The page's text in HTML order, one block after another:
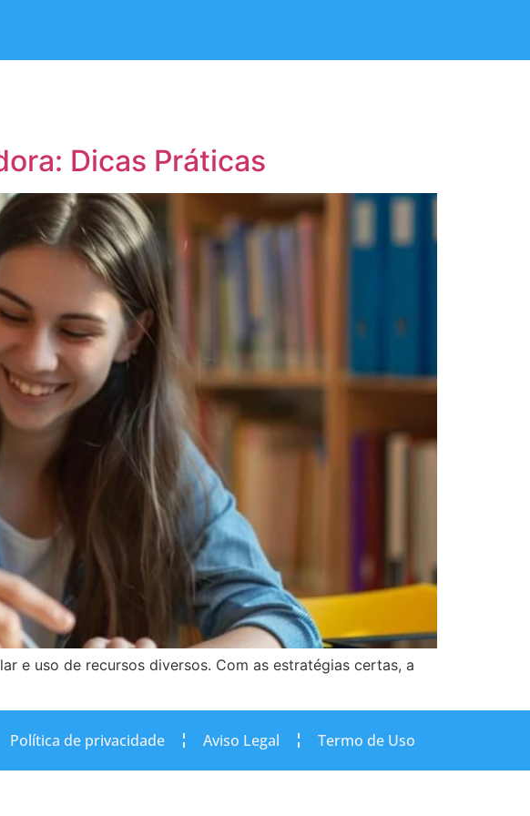
Dicas Práticas
e uso de recursos diversos. Com as estratégias certas, a
Política de privacidade Aviso Legal Termo de Uso